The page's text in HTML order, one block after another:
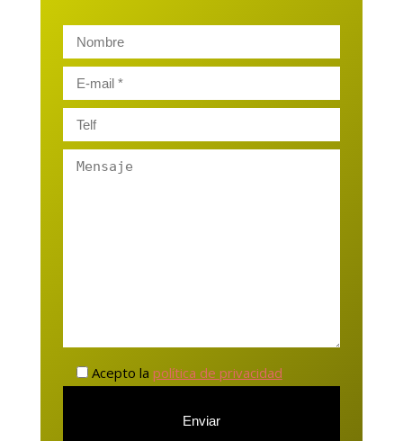
Acepto la política de privacidad